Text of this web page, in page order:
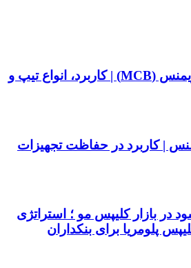
کلید مینیاتوری زیمنس (MCB) | کاربرد، انواع تیپ و
| کاربرد در حفاظت تجهیزات
در بازار کلیپس مو ؛ استراتژی
پلومریا برای بنکداران